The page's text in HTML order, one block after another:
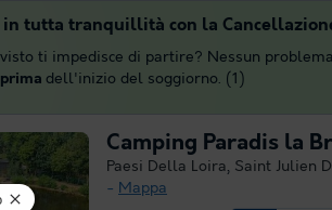
Camping Paradis la
Paesi Della Loira, Saint Julien
Mappa
in tutta tranquillità con la
ti impedisce di partire? Nessun
dell'inizio del soggiorno. (1)